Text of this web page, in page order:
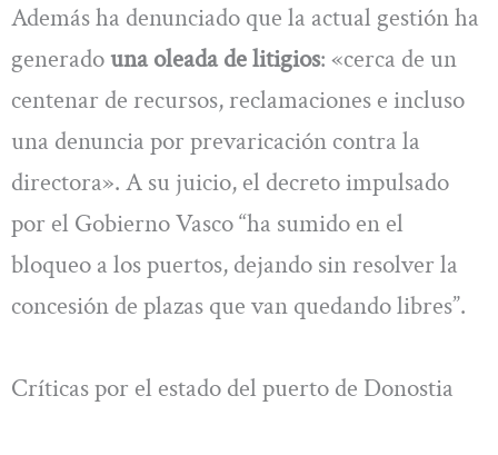
Además ha denunciado que la actual gestión ha
generadouna oleada de litigios: «cerca de un
centenar de recursos, reclamaciones e incluso
una denuncia por prevaricación contra la
directora». A su juicio, el decreto impulsado
por el Gobierno Vasco “ha sumido en el
bloqueo a los puertos, dejando sin resolver la
concesión de plazas que van quedando libres”.
Críticas por el estado del puerto de Donostia